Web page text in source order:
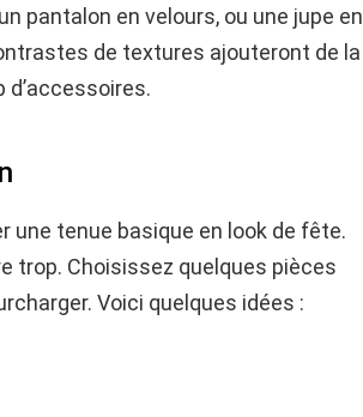
pantalon en velours, ou une jupe en
de textures ajouteront de la
tenue basique en look de fête.
trop. Choisissez quelques pièces
Voici quelques idées :